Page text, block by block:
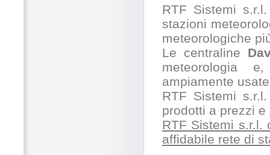
RTF Sistemi
stazioni
meteorologiche
Le centraline
meteorologia
ampiamente
RTF Sistemi
prodotti a prezzi
RTF Sistemi s.r.l.
affidabile rete di